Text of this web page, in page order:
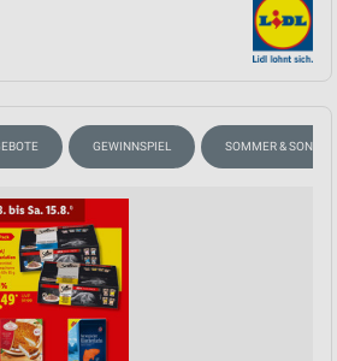
GEWINNSPIEL SOMMER & SONNE